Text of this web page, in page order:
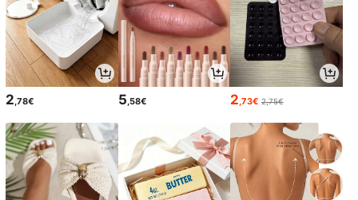
2 ,78€ 5 ,58€ 2 ,73€ 2,75€